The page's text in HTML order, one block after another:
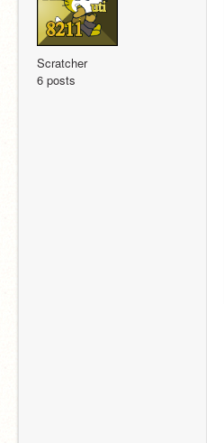
Scratcher
6 posts